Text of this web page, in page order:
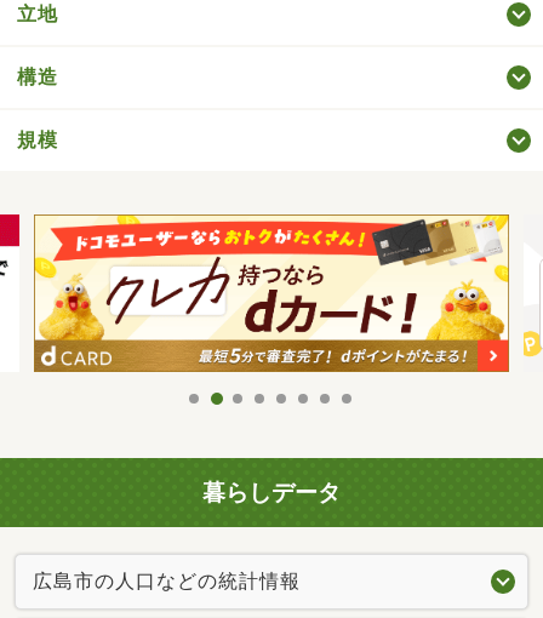
立地
構造
規模
暮らしデータ
広島市の人口などの統計情報